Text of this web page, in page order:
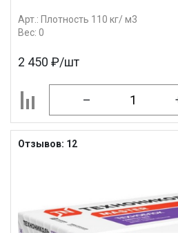
Арт.: Плотность 110 кг/ м3
Вес: 0
2 450 ₽/шт
–
Отзывов: 12